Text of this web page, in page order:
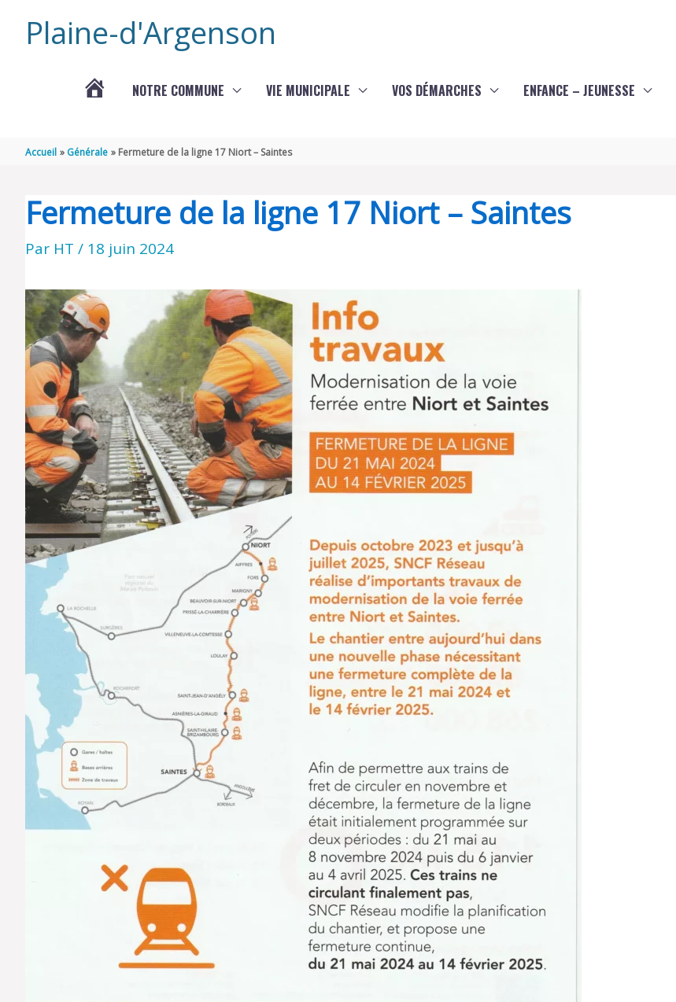
Plaine-d'Argenson
NOTRE COMMUNE VIE MUNICIPALE VOS DÉMARCHES ENFANCE – JEUNESSE
Accueil Générale Fermeture de la ligne 17 Niort – Saintes
Fermeture de la ligne 17 Niort – Saintes
Par HT / 18 juin 2024